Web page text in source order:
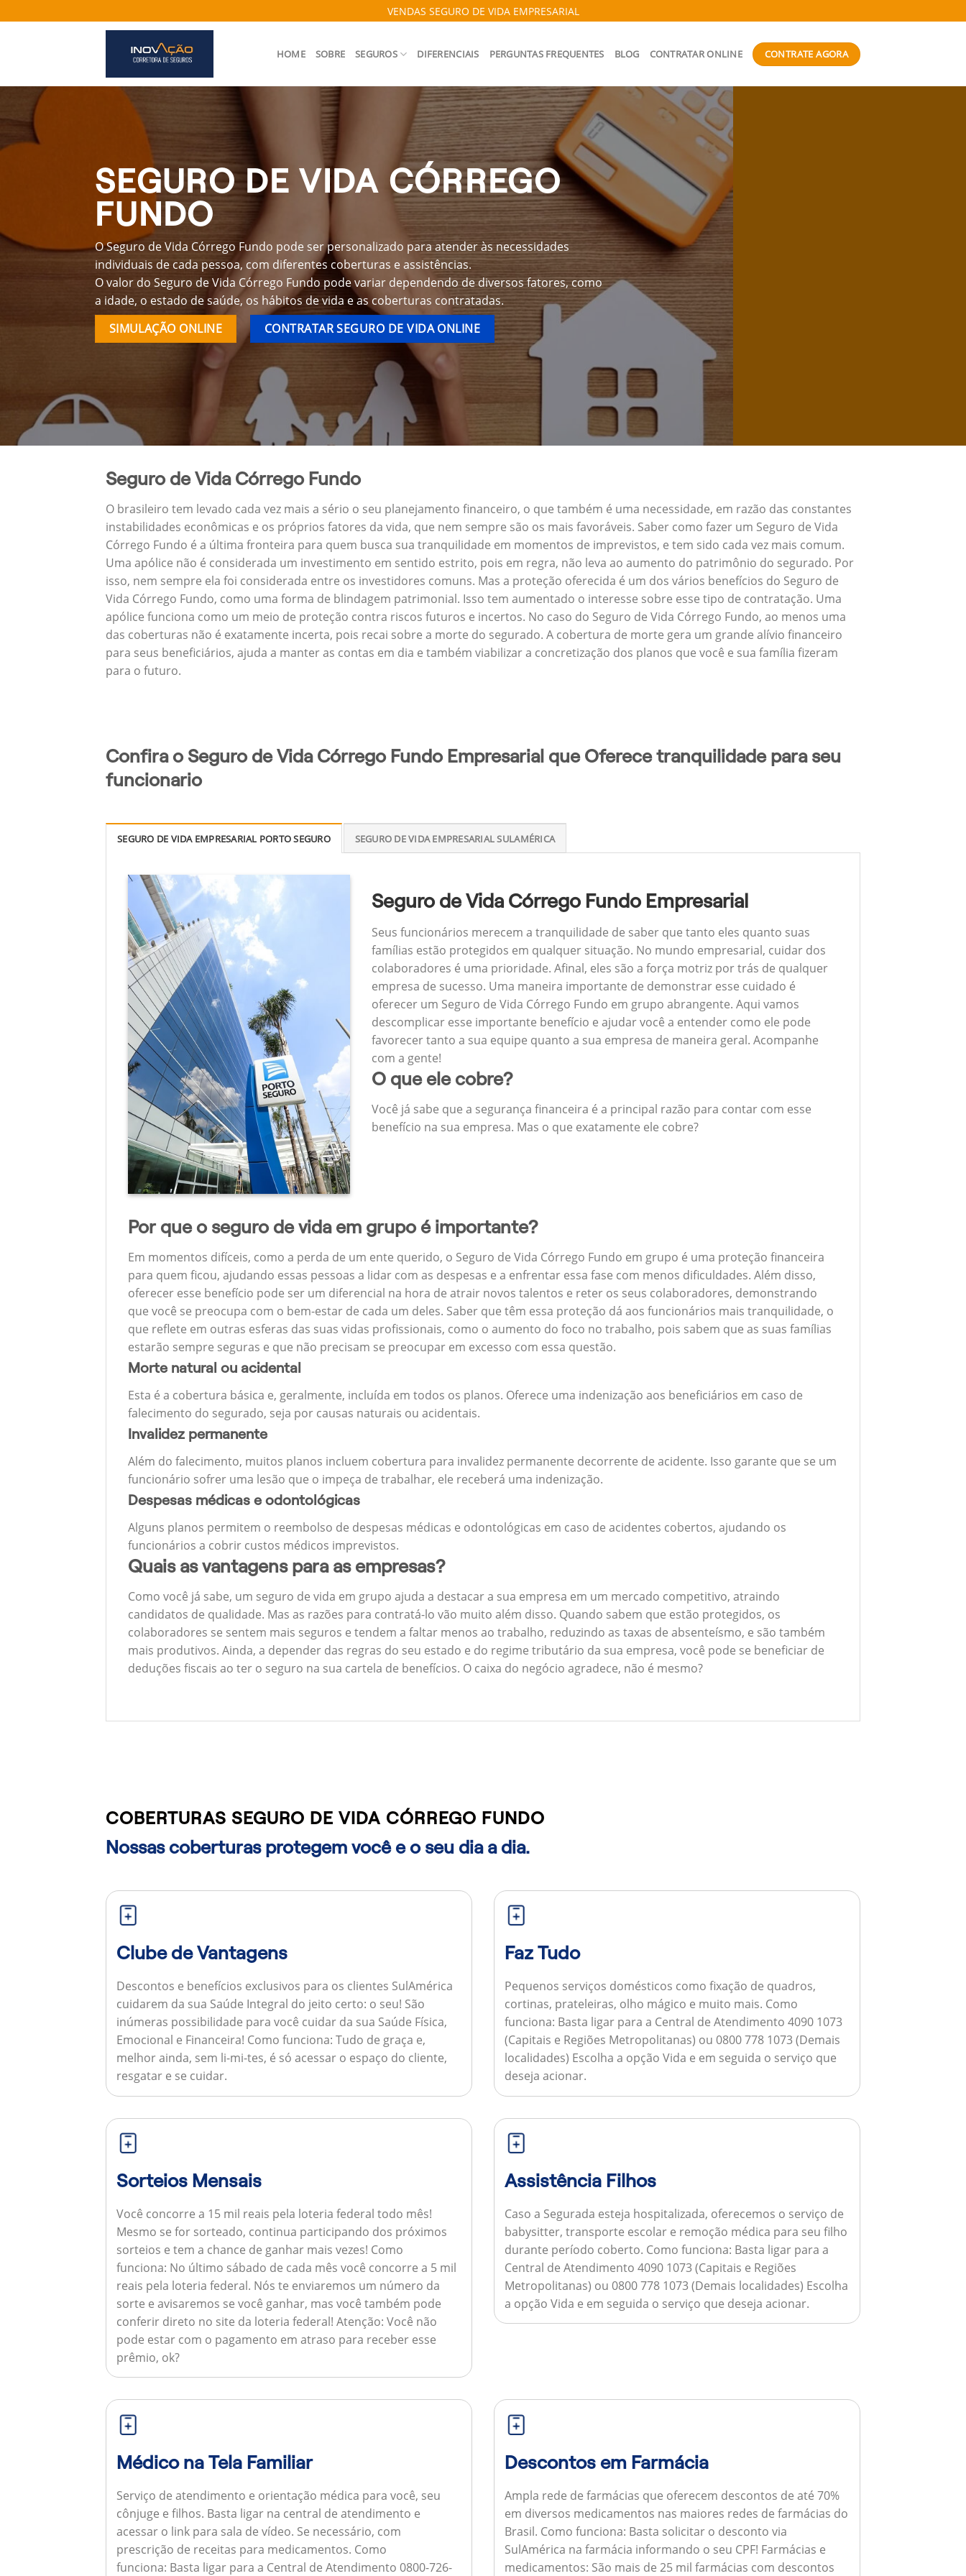
to
VENDAS SEGURO DE VIDA EMPRESARIAL
HOME SOBRE SEGUROS DIFERENCIAIS PERGUNTAS FREQUENTES BLOG CONTRATAR ONLINE CONTRATE AGORA
SEGURO DE VIDA CÓRREGO
FUNDO
O Seguro de Vida Córrego Fundo pode ser personalizado para atender às necessidades
individuais de cada pessoa, com diferentes coberturas e assistências.
O valor do Seguro de Vida Córrego Fundo pode variar dependendo de diversos fatores, como
a idade, o estado de saúde, os hábitos de vida e as coberturas contratadas.
SIMULAÇÃO ONLINE
CONTRATAR SEGURO DE VIDA ONLINE
Seguro de Vida Córrego Fundo
O brasileiro tem levado cada vez mais a sério o seu planejamento financeiro, o que também é uma necessidade, em razão das constantes
instabilidades econômicas e os próprios fatores da vida, que nem sempre são os mais favoráveis. Saber como fazer um Seguro de Vida
Córrego Fundo é a última fronteira para quem busca sua tranquilidade em momentos de imprevistos, e tem sido cada vez mais comum.
Uma apólice não é considerada um investimento em sentido estrito, pois em regra, não leva ao aumento do patrimônio do segurado. Por
isso, nem sempre ela foi considerada entre os investidores comuns. Mas a proteção oferecida é um dos vários benefícios do Seguro de
Vida Córrego Fundo, como uma forma de blindagem patrimonial. Isso tem aumentado o interesse sobre esse tipo de contratação. Uma
apólice funciona como um meio de proteção contra riscos futuros e incertos. No caso do Seguro de Vida Córrego Fundo, ao menos uma
das coberturas não é exatamente incerta, pois recai sobre a morte do segurado. A cobertura de morte gera um grande alívio financeiro
para seus beneficiários, ajuda a manter as contas em dia e também viabilizar a concretização dos planos que você e sua família fizeram
para o futuro.
Confira o Seguro de Vida Córrego Fundo Empresarial que Oferece tranquilidade para seu
funcionario
SEGURO DE VIDA EMPRESARIAL PORTO SEGURO SEGURO DE VIDA EMPRESARIAL SULAMÉRICA
Seguro de Vida Córrego Fundo Empresarial
Seus funcionários merecem a tranquilidade de saber que tanto eles quanto suas
famílias estão protegidos em qualquer situação. No mundo empresarial, cuidar dos
colaboradores é uma prioridade. Afinal, eles são a força motriz por trás de qualquer
empresa de sucesso. Uma maneira importante de demonstrar esse cuidado é
oferecer um Seguro de Vida Córrego Fundo em grupo abrangente. Aqui vamos
descomplicar esse importante benefício e ajudar você a entender como ele pode
favorecer tanto a sua equipe quanto a sua empresa de maneira geral. Acompanhe
com a gente!
O que ele cobre?
Você já sabe que a segurança financeira é a principal razão para contar com esse
benefício na sua empresa. Mas o que exatamente ele cobre?
Por que o seguro de vida em grupo é importante?
Em momentos difíceis, como a perda de um ente querido, o Seguro de Vida Córrego Fundo em grupo é uma proteção financeira
para quem ficou, ajudando essas pessoas a lidar com as despesas e a enfrentar essa fase com menos dificuldades. Além disso,
oferecer esse benefício pode ser um diferencial na hora de atrair novos talentos e reter os seus colaboradores, demonstrando
que você se preocupa com o bem-estar de cada um deles. Saber que têm essa proteção dá aos funcionários mais tranquilidade, o
que reflete em outras esferas das suas vidas profissionais, como o aumento do foco no trabalho, pois sabem que as suas famílias
estarão sempre seguras e que não precisam se preocupar em excesso com essa questão.
Morte natural ou acidental
Esta é a cobertura básica e, geralmente, incluída em todos os planos. Oferece uma indenização aos beneficiários em caso de
falecimento do segurado, seja por causas naturais ou acidentais.
Invalidez permanente
Além do falecimento, muitos planos incluem cobertura para invalidez permanente decorrente de acidente. Isso garante que se um
funcionário sofrer uma lesão que o impeça de trabalhar, ele receberá uma indenização.
Despesas médicas e odontológicas
Alguns planos permitem o reembolso de despesas médicas e odontológicas em caso de acidentes cobertos, ajudando os
funcionários a cobrir custos médicos imprevistos.
Quais as vantagens para as empresas?
Como você já sabe, um seguro de vida em grupo ajuda a destacar a sua empresa em um mercado competitivo, atraindo
candidatos de qualidade. Mas as razões para contratá-lo vão muito além disso. Quando sabem que estão protegidos, os
colaboradores se sentem mais seguros e tendem a faltar menos ao trabalho, reduzindo as taxas de absenteísmo, e são também
mais produtivos. Ainda, a depender das regras do seu estado e do regime tributário da sua empresa, você pode se beneficiar de
deduções fiscais ao ter o seguro na sua cartela de benefícios. O caixa do negócio agradece, não é mesmo?
COBERTURAS SEGURO DE VIDA CÓRREGO FUNDO
Nossas coberturas protegem você e o seu dia a dia.
Clube de Vantagens
Descontos e benefícios exclusivos para os clientes SulAmérica
cuidarem da sua Saúde Integral do jeito certo: o seu! São
inúmeras possibilidade para você cuidar da sua Saúde Física,
Emocional e Financeira! Como funciona: Tudo de graça e,
melhor ainda, sem li-mi-tes, é só acessar o espaço do cliente,
resgatar e se cuidar.
Faz Tudo
Pequenos serviços domésticos como fixação de quadros,
cortinas, prateleiras, olho mágico e muito mais. Como
funciona: Basta ligar para a Central de Atendimento 4090 1073
(Capitais e Regiões Metropolitanas) ou 0800 778 1073 (Demais
localidades) Escolha a opção Vida e em seguida o serviço que
deseja acionar.
Sorteios Mensais
Você concorre a 15 mil reais pela loteria federal todo mês!
Mesmo se for sorteado, continua participando dos próximos
sorteios e tem a chance de ganhar mais vezes! Como
funciona: No último sábado de cada mês você concorre a 5 mil
reais pela loteria federal. Nós te enviaremos um número da
sorte e avisaremos se você ganhar, mas você também pode
conferir direto no site da loteria federal!Atenção: Você não
pode estar com o pagamento em atraso para receber esse
prêmio, ok?
Assistência Filhos
Caso a Segurada esteja hospitalizada, oferecemos o serviço de
babysitter, transporte escolar e remoção médica para seu filho
durante período coberto. Como funciona: Basta ligar para a
Central de Atendimento 4090 1073 (Capitais e Regiões
Metropolitanas) ou 0800 778 1073 (Demais localidades) Escolha
a opção Vida e em seguida o serviço que deseja acionar.
Médico na Tela Familiar
Serviço de atendimento e orientação médica para você, seu
cônjuge e filhos. Basta ligar na central de atendimento e
acessar o link para sala de vídeo. Se necessário, com
prescrição de receitas para medicamentos. Como
funciona: Basta ligar para a Central de Atendimento 0800-726-
Descontos em Farmácia
Ampla rede de farmácias que oferecem descontos de até 70%
em diversos medicamentos nas maiores redes de farmácias do
Brasil. Como funciona: Basta solicitar o desconto via
SulAmérica na farmácia informando o seu CPF! Farmácias e
medicamentos: São mais de 25 mil farmácias com descontos